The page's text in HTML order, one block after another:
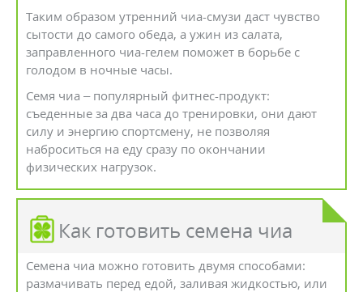
Таким образом утренний чиа-смузи даст чувство
сытости до самого обеда, а ужин из салата,
заправленного чиа-гелем поможет в борьбе с
голодом в ночные часы.
Семя чиа – популярный фитнес-продукт:
съеденные за два часа до тренировки, они дают
силу и энергию спортсмену, не позволяя
наброситься на еду сразу по окончании
физических нагрузок.
Как готовить семена чиа
Семена чиа можно готовить двумя способами:
размачивать перед едой, заливая жидкостью, или